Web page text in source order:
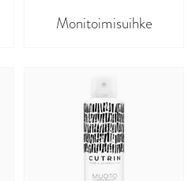
Monitoimisuihke